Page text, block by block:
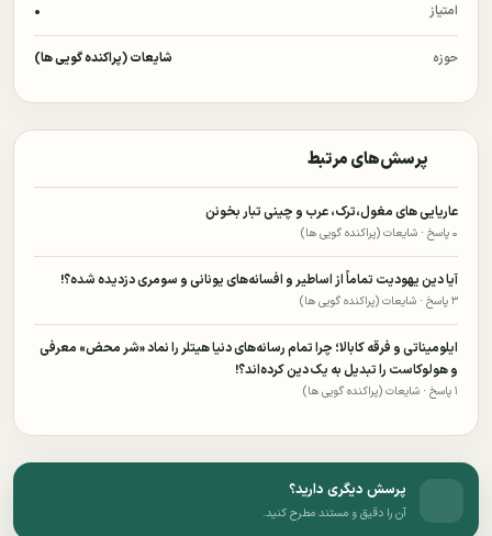
امتیاز ۰
حوزه شایعات (پراکنده گویی ها)
پرسش‌های مرتبط
عاریایی های مغول،ترک، عرب و چینی تبار بخونن
۰ پاسخ · شایعات (پراکنده گویی ها)
آیا دین یهودیت تماماً از اساطیر و افسانه‌های یونانی و سومری دزدیده شده؟!
۳ پاسخ · شایعات (پراکنده گویی ها)
ایلومیناتی و فرقه کابالا؛ چرا تمام رسانه‌های دنیا هیتلر را نماد «شر محض» معرفی
و هولوکاست را تبدیل به یک دین کرده‌اند؟!
۱ پاسخ · شایعات (پراکنده گویی ها)
پرسش دیگری دارید؟
آن را دقیق و مستند مطرح کنید.